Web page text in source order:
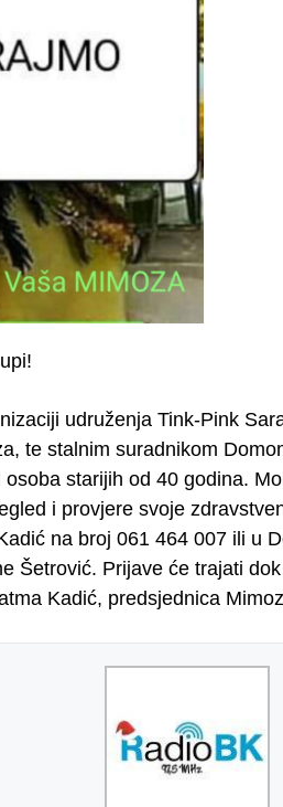
udruženja Tink-Pink
te stalnim suradnikom
starijih od 40 godina.
i provjere svoje
na broj 061 464 007 ili u
Šetrović. Prijave će trajati
Kadić, predsjednica